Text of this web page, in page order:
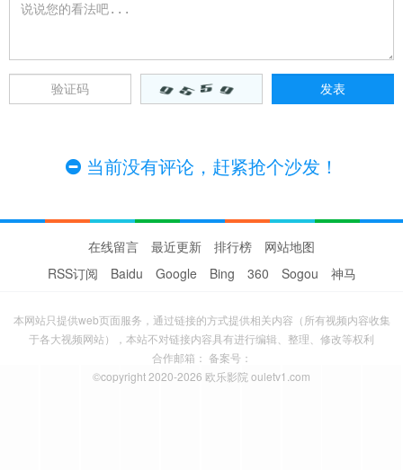
当前没有评论，赶紧抢个沙发！
在线留言 最近更新 排行榜
网站地图
RSS订阅
Baidu Google Bing 360 Sogou 神马
本网站只提供web页面服务，通过链接的方式提供相关内容（所有视频内容收集
于各大视频网站），本站不对链接内容具有进行编辑、整理、修改等权利
合作邮箱： 备案号：
©copyright 2020-2026 欧乐影院 ouletv1.com